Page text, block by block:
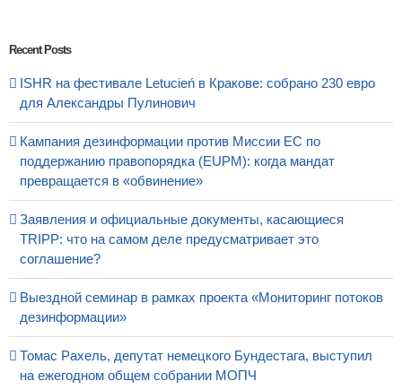
Recent Posts
ISHR на фестивале Letucień в Кракове: собрано 230 евро
для Александры Пулинович
Кампания дезинформации против Миссии ЕС по
поддержанию правопорядка (EUPM): когда мандат
превращается в «обвинение»
Заявления и официальные документы, касающиеся
TRIPP: что на самом деле предусматривает это
соглашение?
Выездной семинар в рамках проекта «Мониторинг потоков
дезинформации»
Томас Рахель, депутат немецкого Бундестага, выступил
на ежегодном общем собрании МОПЧ